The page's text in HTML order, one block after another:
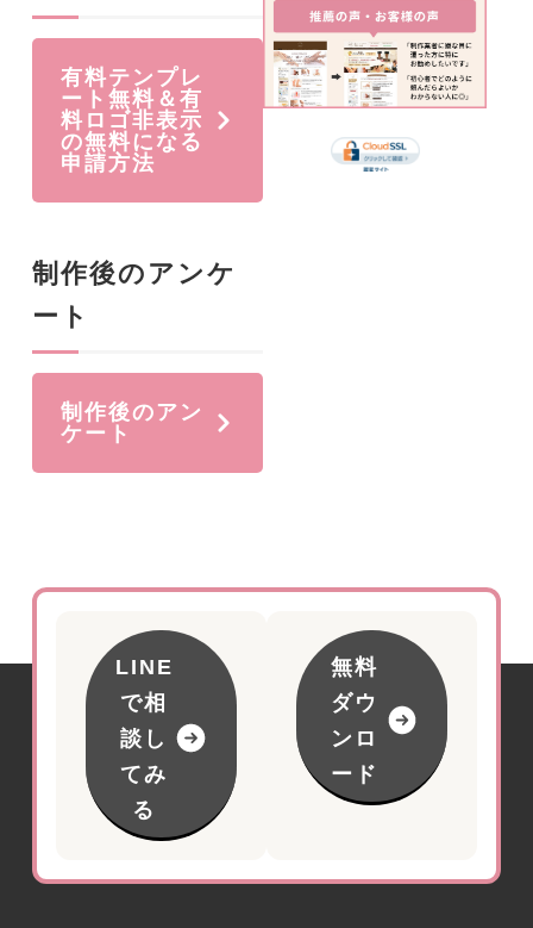
有料テンプレ
ート無料＆有
料ロゴ非表示
の無料になる
申請方法
制作後のアンケ
ート
制作後のアン
ケート
LINE
で相
談し
てみ
る
無料
ダウ
ンロ
ード